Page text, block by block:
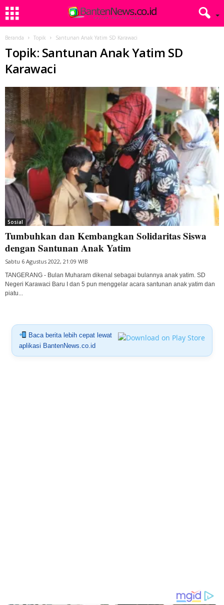
Beranda Topik Santunan Anak Yatim SD Karawaci
Topik: Santunan Anak Yatim SD
Karawaci
Sosial
Tumbuhkan dan Kembangkan Solidaritas Siswa
dengan Santunan Anak Yatim
Sabtu 6 Agustus 2022, 21:09 WIB
TANGERANG - Bulan Muharam dikenal sebagai bulannya anak yatim. SD
Negeri Karawaci Baru I dan 5 pun menggelar acara santunan anak yatim dan
piatu...
Baca berita lebih cepat lewat
aplikasi BantenNews.co.id